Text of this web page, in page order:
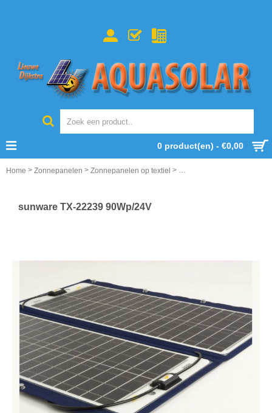
0 product(en) - €0,00
Home > Zonnepanelen > Zonnepanelen op textiel > sunware TX-22239 90Wp/
sunware TX-22239 90Wp/24V